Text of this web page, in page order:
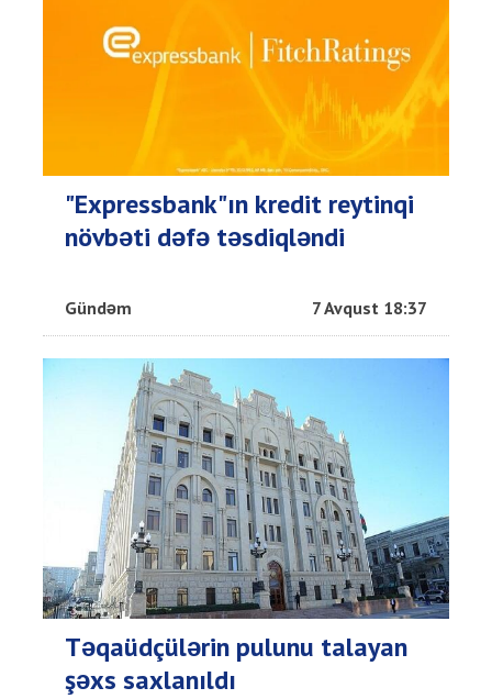
"Expressbank"ın kredit reytinqi
növbəti dəfə təsdiqləndi
Gündəm 7 Avqust 18:37
Təqaüdçülərin pulunu talayan
şəxs saxlanıldı